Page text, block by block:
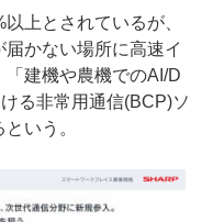
上とされているが、
かない場所に高速イ
建機や農機でのAI/D
る非常用通信(BCP)ソ
いう。